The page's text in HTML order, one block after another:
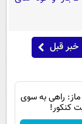
خبر قبل
راهی به سوی
کنکور!